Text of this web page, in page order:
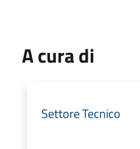
A cura di
Settore Tecnico